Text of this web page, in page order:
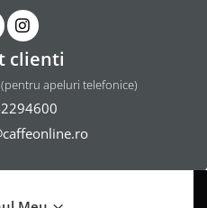
clienti
apeluri telefonice)